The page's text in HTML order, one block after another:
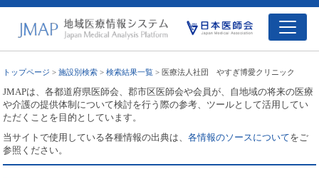
トップページ >施設別検索 >検索結果一覧 > 医療法人社団 やすぎ博愛クリニック
JMAPは、各都道府県医師会、郡市区医師会や会員が、自地域の将来の医療
や介護の提供体制について検討を行う際の参考、ツールとして活用してい
ただくことを目的としています。
当サイトで使用している各種情報の出典は、各情報のソースについてをご
参照ください。